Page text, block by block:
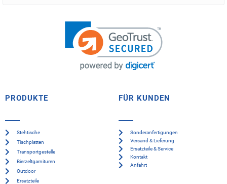
PRODUKTE
Stehtische
Tischplatten
Transportgestelle
Bierzeltgarnituren
Outdoor
Ersatzteile
FÜR KUNDEN
Sonderanfertigungen
Versand & Lieferung
Ersatzteile & Service
Kontakt
Anfahrt